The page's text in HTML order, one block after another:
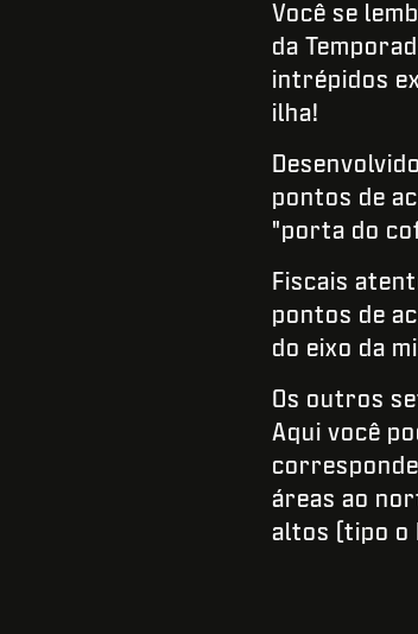
Você se
da
intrépidos
ilha!
pontos de
"porta do
Fiscais
pontos de
do eixo da
Os outros
Aqui você
áreas ao
altos (tipo o